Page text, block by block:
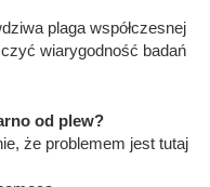
plaga współczesnej
wiarygodność badań
od plew?
że problemem jest tutaj